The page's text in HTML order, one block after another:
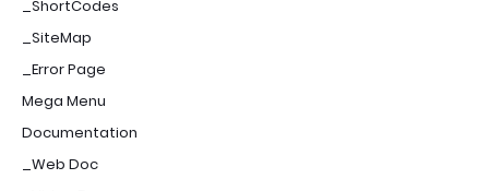
_ShortCodes
_SiteMap
_Error Page
Mega Menu
Documentation
_Web Doc